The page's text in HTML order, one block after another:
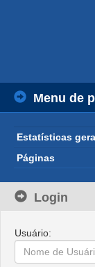
Menu de
Estatísticas
Páginas
Login
Usuário: